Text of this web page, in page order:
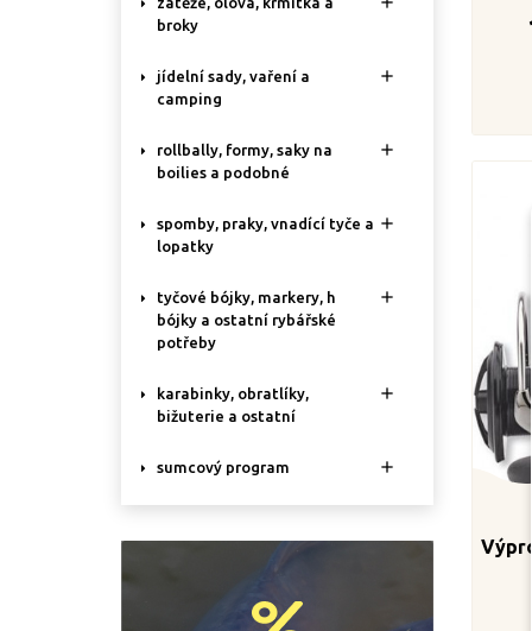
broky
jídelní sady, vaření a
camping

rollbally, formy, saky na
boilies a podobné

spomby, praky, vnadící tyče a
lopatky

tyčové bójky, markery, h
bójky a ostatní rybářské
potřeby

karabinky, obratlíky,
bižuterie a ostatní

sumcový program 